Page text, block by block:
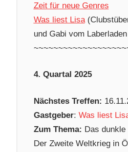
Zeit für neue Genres
Was liest Lisa
und Gabi vom Laberladen
4. Quartal 2025
Nächstes Treffen:
Gastgeber: Was liest
Zum Thema: Das dunkle
Der Zweite Weltkrieg in